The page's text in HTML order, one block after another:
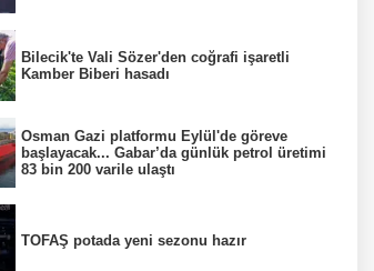
Bilecik'te Vali Sözer'den coğrafi işaretli
Kamber Biberi hasadı
Osman Gazi platformu Eylül'de göreve
başlayacak... Gabar’da günlük petrol üretimi
83 bin 200 varile ulaştı
TOFAŞ potada yeni sezonu hazır